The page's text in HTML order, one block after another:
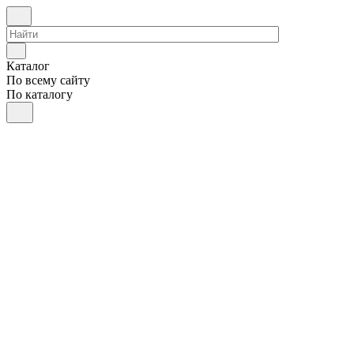
Каталог
По всему сайту
По каталогу